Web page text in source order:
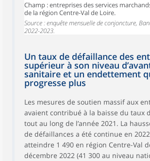
Champ : entreprises des services
de la région Centre-Val de Loire.
Source : enquête mensuelle de conjoncture,
2022-2023.
Un taux de défaillance des
supérieur à son niveau
sanitaire et un endettement
progresse plus
Les mesures de soutien massif aux
avaient contribué à la baisse du taux
tout au long de l’année 2021. La
de défaillances a été continue en
atteindre 1 490 en région Centre-Val
décembre 2022 (41 300 au niveau